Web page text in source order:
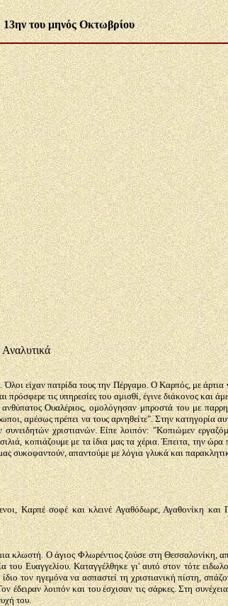
13ην του μηνός Οκτωβρίου
Αναλυτικά
είχαν πατρίδα τους την Πέργαμο. Ο Καρπός, με
τις υπηρεσίες του αμισθί, έγινε διάκονος
Ουαλέριος, ομολόγησαν μπροστά του με
αμέσως πρέπει να τους αρνηθείτε". Στην
χριστιανών. Είπε λοιπόν: "Κοπιώμεν
κοπιάζουμε με τα ίδια μας τα χέρια. Έπειτα, την
συκοφαντούν, απαντούμε με λόγια γλυκά και
Καρπέ σοφέ και κλεινέ Αγαθόδωρε, Αγαθονίκη
κλωστή. Ο άγιος Φλωρέντιος ζούσε στη Θεσσαλονίκη,
Ευαγγελίου. Καταγγέλθηκε γι' αυτό στον τότε
τον ηγεμόνα να ασπαστεί τη χριστιανική πίστη,
έδειραν λοιπόν και του έσχισαν τις σάρκες. Στη
του.